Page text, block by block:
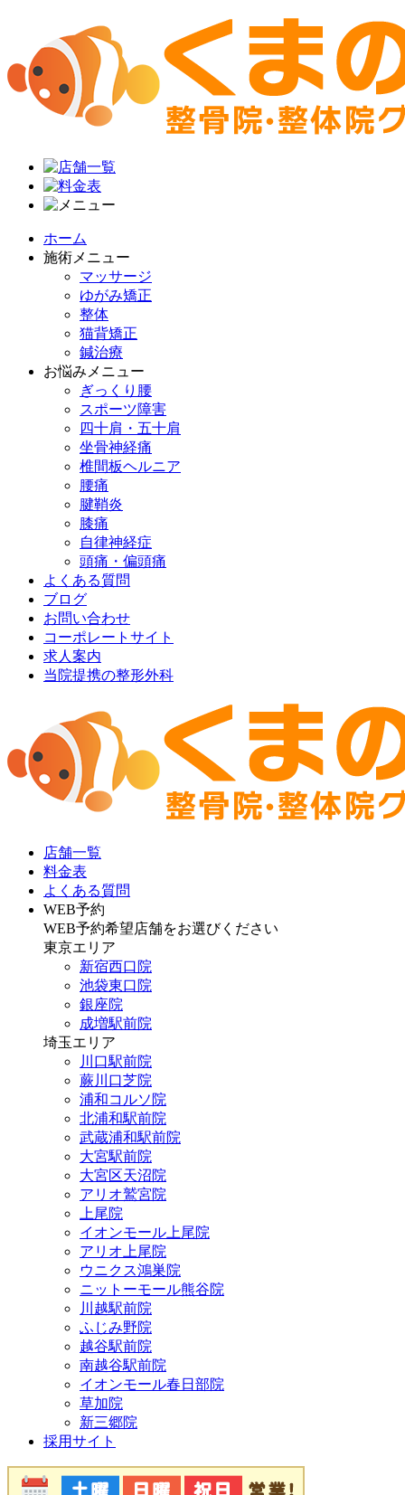
ホーム
施術メニュー
マッサージ
ゆがみ矯正
整体
猫背矯正
鍼治療
お悩みメニュー
ぎっくり腰
スポーツ障害
四十肩・五十肩
坐骨神経痛
椎間板ヘルニア
腰痛
腱鞘炎
膝痛
自律神経症
頭痛・偏頭痛
よくある質問
ブログ
お問い合わせ
コーポレートサイト
求人案内
当院提携の整形外科
店舗一覧
料金表
よくある質問
WEB予約
WEB予約希望店舗をお選びください
東京エリア
新宿西口院
池袋東口院
銀座院
成増駅前院
埼玉エリア
川口駅前院
蕨川口芝院
浦和コルソ院
北浦和駅前院
武蔵浦和駅前院
大宮駅前院
大宮区天沼院
アリオ鷲宮院
上尾院
イオンモール上尾院
アリオ上尾院
ウニクス鴻巣院
ニットーモール熊谷院
川越駅前院
ふじみ野院
越谷駅前院
南越谷駅前院
イオンモール春日部院
草加院
新三郷院
採用サイト